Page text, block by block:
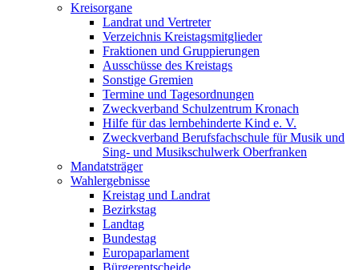
Kreisorgane
Landrat und Vertreter
Verzeichnis Kreistagsmitglieder
Fraktionen und Gruppierungen
Ausschüsse des Kreistags
Sonstige Gremien
Termine und Tagesordnungen
Zweckverband Schulzentrum Kronach
Hilfe für das lernbehinderte Kind e. V.
Zweckverband Berufsfachschule für Musik und
Sing- und Musikschulwerk Oberfranken
Mandatsträger
Wahlergebnisse
Kreistag und Landrat
Bezirkstag
Landtag
Bundestag
Europaparlament
Bürgerentscheide